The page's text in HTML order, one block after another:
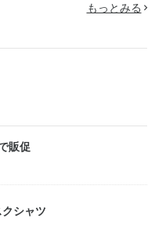
もっとみる
販促
シャツ